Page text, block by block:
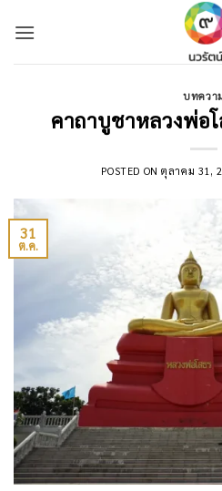
บทควา
คาถาบูชาหลวงพ่อ
POSTED ONตุลาคม 31,
31
ต.ค.